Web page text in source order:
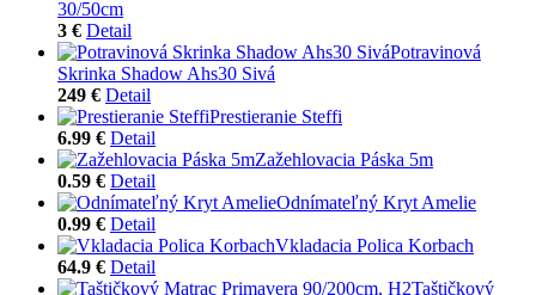
30/50cm
3 € Detail
Potravinová
Skrinka Shadow Ahs30 Sivá
249 € Detail
Prestieranie Steffi
6.99 € Detail
Zažehlovacia Páska 5m
0.59 € Detail
Odnímateľný Kryt Amelie
0.99 € Detail
Vkladacia Polica Korbach
64.9 € Detail
Taštičkový